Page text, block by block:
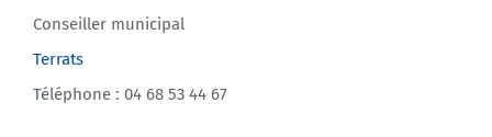
Conseiller municipal
Terrats
Téléphone : 04 68 53 44 67